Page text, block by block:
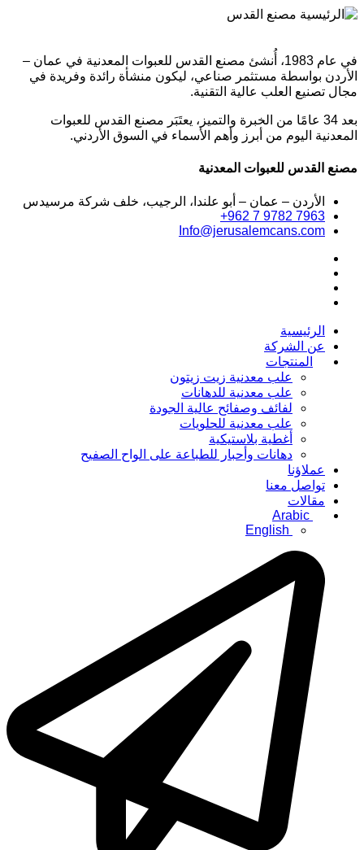
في عام 1983، أُنشئ مصنع القدس للعبوات المعدنية في عمان –
الأردن بواسطة مستثمر صناعي، ليكون منشأة رائدة وفريدة في
مجال تصنيع العلب عالية التقنية.
بعد 34 عامًا من الخبرة والتميز، يعتَبَر مصنع القدس للعبوات
المعدنية اليوم من أبرز وأهم الأسماء في السوق الأردني.
مصنع القدس للعبوات المعدنية
الأردن – عمان – أبو علندا، الرجيب، خلف شركة مرسيدس
+962 7 9782 7963
Info@jerusalemcans.com
الرئيسية
عن الشركة
المنتجات
علب معدنية زيت زيتون
علب معدنية للدهانات
لفائف وصفائح عالية الجودة
علب معدنية للحلويات
أغطية بلاستيكية
دهانات وأحبار للطباعة على الواح الصفيح
عملاؤنا
تواصل معنا
مقالات
Arabic
English